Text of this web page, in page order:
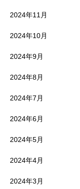
2024年11月
2024年10月
2024年9月
2024年8月
2024年7月
2024年6月
2024年5月
2024年4月
2024年3月